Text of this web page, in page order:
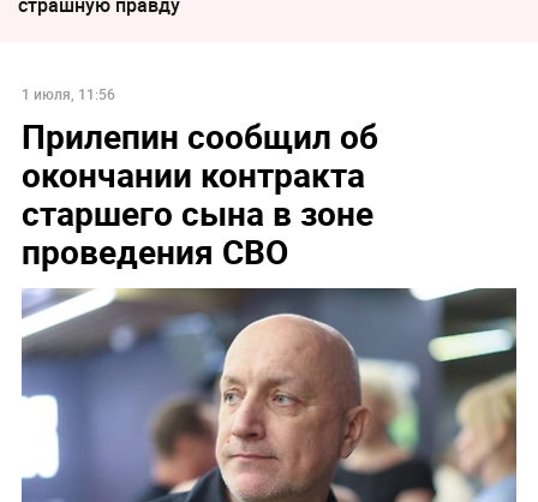
1 июля, 11:56
Прилепин сообщил об
окончании контракта
старшего сына в зоне
проведения СВО